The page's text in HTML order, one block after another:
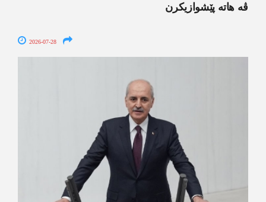
ڤە ھاتە پێشوازیکرن
2026-07-28